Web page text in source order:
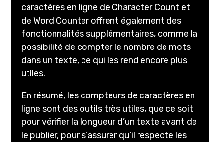
caractères en ligne de Character Count et
de Word Counter offrent également des
fonctionnalités supplémentaires, comme la
possibilité de compter le nombre de mots
dans un texte, ce qui les rend encore plus
utiles.
En résumé, les compteurs de caractères en
ligne sont des outils très utiles, que ce soit
pour vérifier la longueur d’un texte avant de
le publier, pour s’assurer qu’il respecte les